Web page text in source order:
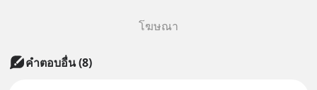
โฆษณา
คำตอบอื่น(8)